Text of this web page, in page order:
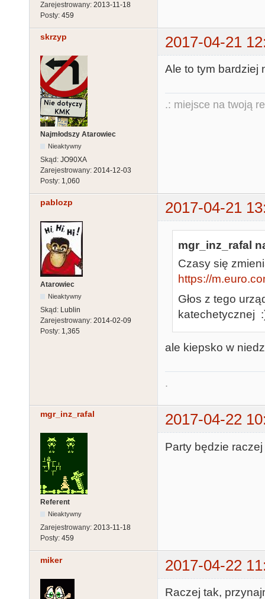
Zarejestrowany: 2013-11-18
Posty: 459
skrzyp 2017-04-21
Najmłodszy Atarowiec
Nieaktywny
Skąd: JO90XA
Zarejestrowany: 2014-12-03
Posty: 1,060
Ale to tym bardziej
.: miejsce na twoją
pablozp 2017-04-21
Atarowiec
Nieaktywny
Skąd: Lublin
Zarejestrowany: 2014-02-09
Posty: 1,365
mgr_inz_rafal
Czasy się
https://
Głos z tego
katechetycznej
ale kiepsko w
.
mgr_inz_rafal 2017-04-22
Referent
Nieaktywny
Zarejestrowany: 2013-11-18
Posty: 459
Party będzie
miker 2017-04-22
Raczej tak,